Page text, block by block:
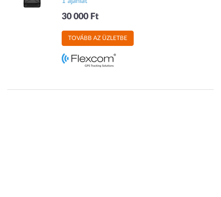
30 000 Ft
TOVÁBB AZ ÜZLETBE